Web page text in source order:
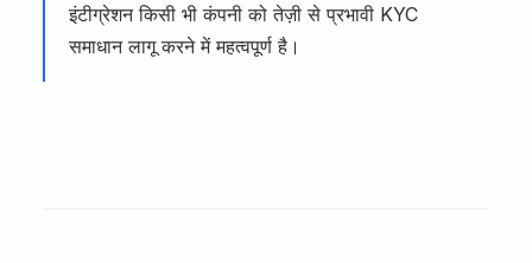
इंटीग्रेशन किसी भी कंपनी को तेज़ी से प्रभावी KYC
समाधान लागू करने में महत्वपूर्ण है।